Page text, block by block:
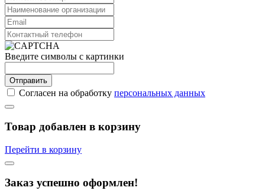
Введите символы с картинки
Отправить
Согласен на обработку персональных данных
Товар добавлен в корзину
Перейти в корзину
Заказ успешно оформлен!